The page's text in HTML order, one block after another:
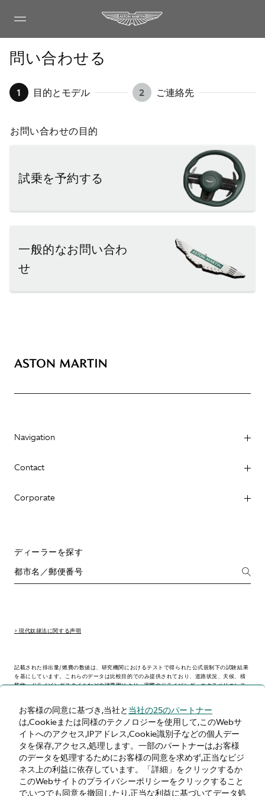
お客様の同意に基づき,当社と 当社の25のパートナー
は,Cookieまたは同様のテクノロジーを使用して,このWebサ
イトへのアクセス,IPアドレス,Cookie識別子などの個人デー
タを保存,アクセス,処理します。一部のパートナーは,お客様
のデータを処理するためにお客様の同意を求めず,正当なビジ
ネス上の利益に依存しています。「詳細」をクリックするか
このWebサイトのプライバシーポリシーをクリックすること
で,いつでも同意を撤回したり,正当な利益に基づいてデータ処
問い合わせる
1 目的とモデル 2 ご連絡先
お問い合わせの目的
試乗を予約する
一般的なお問い合わ
せ
Navigation
Contact
Corporate
ディーラーを探す
> 現代奴隷法に関する声明
記載された排出量/燃費の数値は、研究機関におけるテストで得られた公式規制下の試験結果
を基にしています。これらのデータは比較目的でのみ提供されており、道路状況、天候、積
載物、ドライビングスタイルなどの諸要因により、実際のドライビング・エクスペリエンス
> WLTP - CONSUMPTION AND EMISSION VALUES
日本